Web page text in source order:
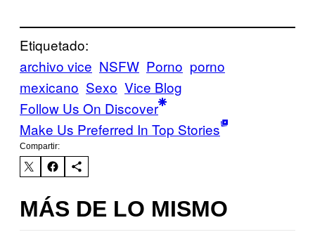
Etiquetado:
archivo vice NSFW Porno porno
mexicano Sexo Vice Blog
Follow Us On Discover
Make Us Preferred In Top Stories
Compartir:
MÁS DE LO MISMO